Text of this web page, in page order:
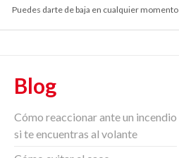
Puedes darte de baja en cualquier momento
Blog
Cómo reaccionar ante un incendio
si te encuentras al volante